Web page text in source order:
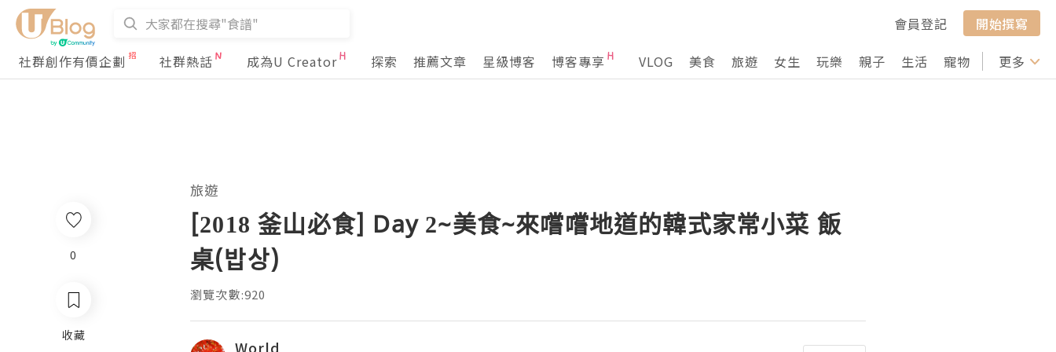
會員登記
開始撰寫
社群創作有價企劃
社群熱話 成為U Creator 探索 推薦文章 星級博客 博客專享 VLOG 美食 旅遊 女生 玩樂 親子 生活 寵物 行山 打卡
更多
0
收藏
旅遊
[2018 釜山必食] Day 2~美食~來嚐嚐地道的韓式家常小菜 飯
桌(밥상)
瀏覽次數:920
World